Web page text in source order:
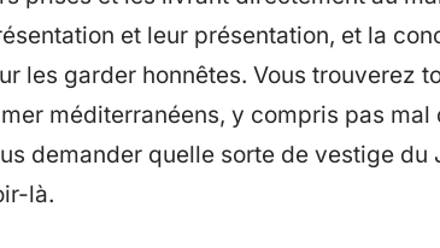
et leur présentation, et la
les garder honnêtes. Vous trouverez
méditerranéens, y compris pas mal
demander quelle sorte de vestige du
là.